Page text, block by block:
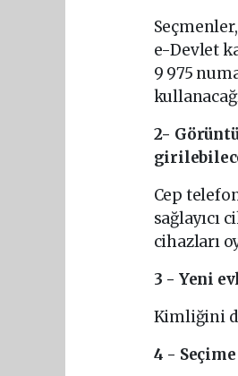
e-Devlet
9 975
2-
Cep
sağlayıcı
cihazları
3 - Yeni
Kimliğini
4 -